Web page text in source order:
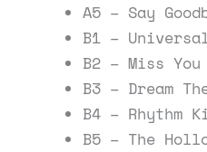
A5 – Say
B1 –
B2 – Miss You
B3 – Dream
B4 – Rhythm
B5 – The